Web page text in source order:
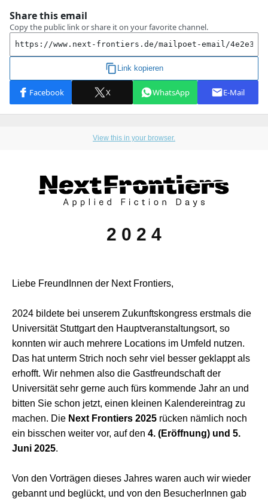
View this in your browser.
2 0 2 4
Liebe FreundInnen der Next Frontiers,
2024 bildete bei unserem Zukunftskongress erstmals die
Universität Stuttgart den Hauptveranstaltungsort, so
konnten wir auch mehrere Locations im Umfeld nutzen.
Das hat unterm Strich noch sehr viel besser geklappt als
erhofft. Wir nehmen also die Gastfreundschaft der
Universität sehr gerne auch fürs kommende Jahr an und
bitten Sie schon jetzt, einen kleinen Kalendereintrag zu
machen. Die Next Frontiers 2025 rücken nämlich noch
ein bisschen weiter vor, auf den 4. (Eröffnung) und 5.
Juni 2025.
Von den Vorträgen dieses Jahres waren auch wir wieder
gebannt und beglückt, und von den BesucherInnen gab